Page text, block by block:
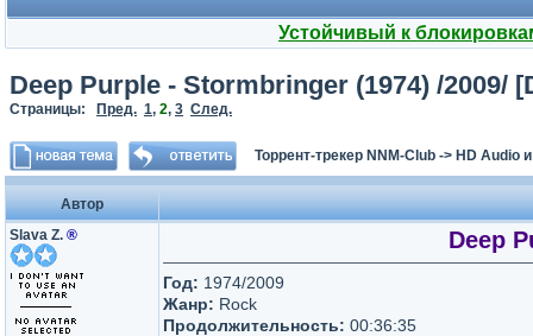
Устойчивый к
Deep Purple - Stormbringer (1974) /2009/
Страницы: Пред. 1, 2, 3 След.
Торрент-трекер NNM-Club -> HD Audio
Автор
Slava Z. ® Deep
Год: 1974/2009
Жанр: Rock
Продолжительность: 00:36:35